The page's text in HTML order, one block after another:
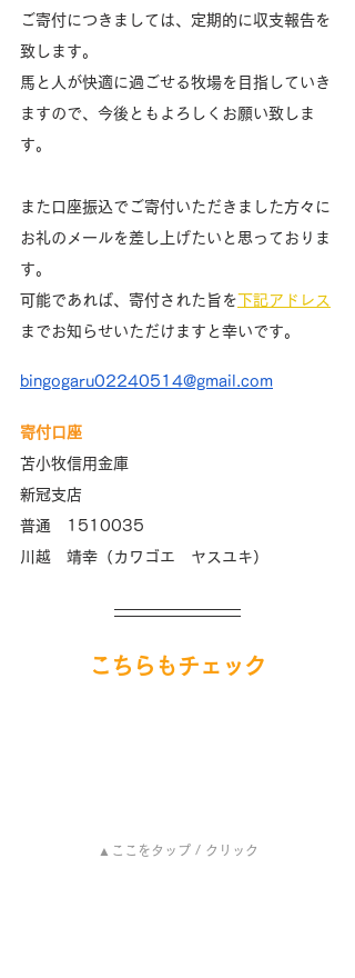
ご寄付につきましては、定期的に収支報告を
致します。
馬と人が快適に過ごせる牧場を目指していき
ますので、今後ともよろしくお願い致しま
す。
また口座振込でご寄付いただきました方々に
お礼のメールを差し上げたいと思っておりま
す。
可能であれば、寄付された旨を下記アドレス
までお知らせいただけますと幸いです。
bingogaru02240514@gmail.com
寄付口座
苫小牧信用金庫
新冠支店
普通　1510035
川越　靖幸（カワゴエ　ヤスユキ）
こちらもチェック
▲ここをタップ / クリック